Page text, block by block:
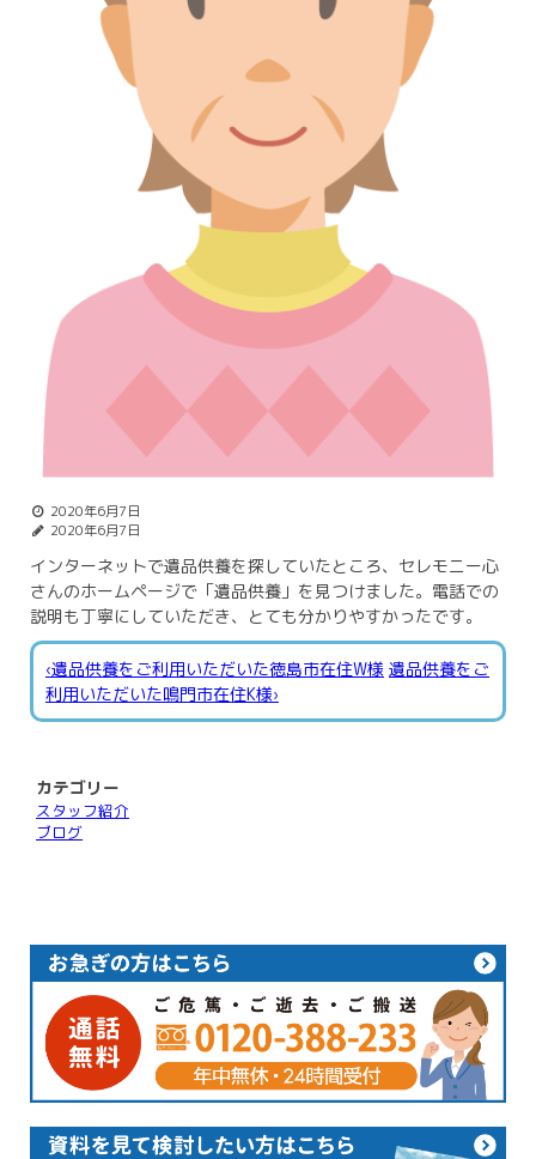
2020年6月7日
2020年6月7日
インターネットで遺品供養を探していたところ、セレモニー心
さんのホームページで「遺品供養」を見つけました。電話での
説明も丁寧にしていただき、とても分かりやすかったです。
‹遺品供養をご利用いただいた徳島市在住W様 遺品供養をご
利用いただいた鳴門市在住K様›
カテゴリー
スタッフ紹介
ブログ